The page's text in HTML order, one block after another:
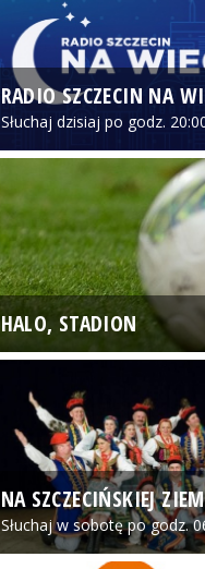
RADIO SZCZECIN NA
Słuchaj dzisiaj po godz.
HALO, STADION
NA SZCZECIŃSKIEJ
Słuchaj w sobotę po godz.